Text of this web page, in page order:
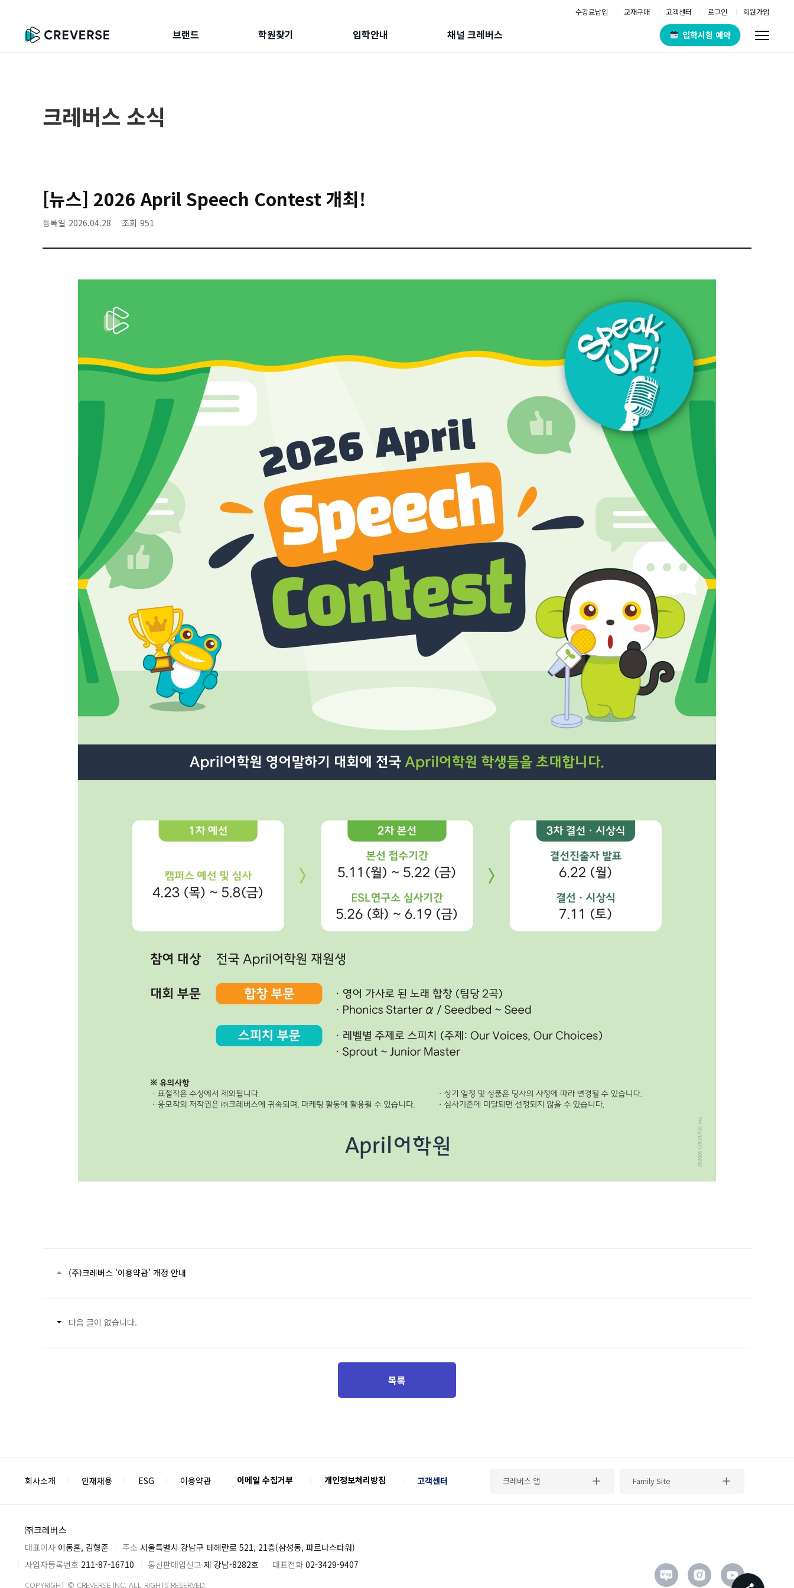
입학시험 예약
수강료납입 교재구매 고객센터 로그인 회원가입
브랜드 학원찾기 입학안내 채널 크레버스
크레버스 소식
[뉴스] 2026 April Speech Contest 개최!
등록일 2026.04.28 조회 951
(주)크레버스 '이용약관' 개정 안내
다음 글이 없습니다.
목록
회사소개 인재채용 ESG 이용약관 이메일 수집거부 개인정보처리방침 고객센터
㈜크레버스
대표이사 이동훈, 김형준 주소 서울특별시 강남구 테헤란로 521, 21층(삼성동, 파르나스타워)
사업자등록번호 211-87-16710 통신판매업신고 제 강남-8282호 대표전화 02-3429-9407
COPYRIGHT © CREVERSE INC. ALL RIGHTS RESERVED.
Family Site
크레버스 앱